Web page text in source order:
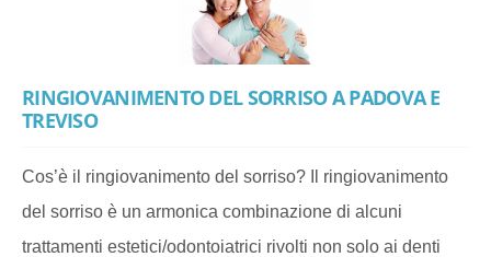
RINGIOVANIMENTO DEL SORRISO A PADOVA E
TREVISO
Cos’è il ringiovanimento del sorriso? Il ringiovanimento
del sorriso è un armonica combinazione di alcuni
trattamenti estetici/odontoiatrici rivolti non solo ai denti